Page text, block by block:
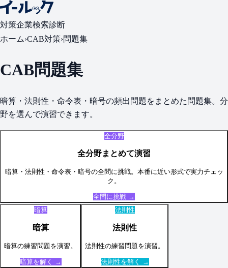
対策企業検索診断
ホーム›CAB対策›問題集
CAB問題集
暗算・法則性・命令表・暗号の頻出問題をまとめた問題集。分
野を選んで演習できます。
全分野
全分野まとめて演習
暗算・法則性・命令表・暗号の全問に挑戦。本番に近い形式で実力チェッ
ク。
全問に挑戦 →
暗算
暗算
暗算の練習問題を演習。
暗算を解く →
法則性
法則性
法則性の練習問題を演習。
法則性を解く →